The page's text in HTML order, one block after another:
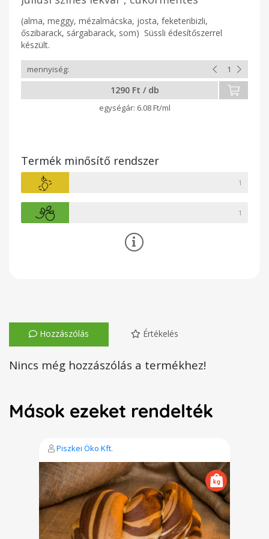
(alma, meggy, mézalmácska, josta, feketeribizli,
őszibarack, sárgabarack, som) Süssli édesítőszerrel
készült.
1290 Ft / db
6.08 Ft/ml
Termék minősítő rendszer
1
1
Hozzászólás Értékelés
Nincs még hozzászólás a termékhez!
Mások ezeket rendelték
Piszkei Öko Kft.